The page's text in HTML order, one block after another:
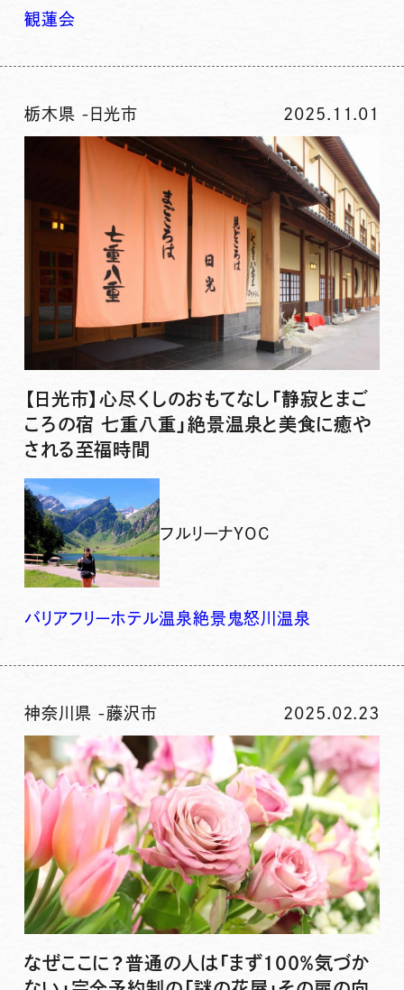
観蓮会
栃木県 - 日光市 2025.11.01
【日光市】心尽くしのおもてなし「静寂とまご
ころの宿 七重八重」絶景温泉と美食に癒や
される至福時間
フルリーナYOC
バリアフリーホテル温泉絶景 鬼怒川温泉
神奈川県 -藤沢市 2025.02.23
なぜここに？普通の人は「まず100％気づか